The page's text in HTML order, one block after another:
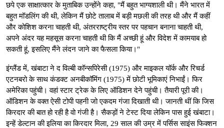
छपे एक साक्षात्कार के मुताबिक उन्होंने कहा, "मैं बहुत भाग्यशाली थी। मैंने भारत में
बहुत मॉडलिंग की थी, लेकिन मैं छोटे तालाब में बड़ी मछली की तरह थी और मैं कहीं
और कोशिश करना चाहती थी, अंतरराष्ट्रीय स्तर पर पहचान बनाना चाहती थी,
अपने अंदर यह महसूस करना चाहती थी कि मैं अच्छी हूं और विदेश में कामयाब हो
सकती हूं, इसलिए मैंने लंदन जाने का फैसला किया।"
इंग्लैंड में, खंबाटा ने द विल्बी कॉन्सपिरेसी (1975) और माइकल यॉर्क और रिचर्ड
एटनबरो के साथ कंडक्ट अनबीकॉमिंग (1975) में छोटी भूमिकाएं निभाईं। फिर
अमेरिका पहुंची। वहां स्टार ट्रेक के लिए ऑडिशन देने पहुंची। तैयारी पूरी की।
ऑडिशन के वक्त ऐसी टोपी पहनी जो एकदम गंजा दिखाती थी। जानती थीं कि जिस
किरदार की बात हो रही है वो गंजी है। सैकड़ों ने टेस्ट दिया लेकिन पास हुई खंबाटा।
इन्हें डेल्टान की इलिया का किरदार मिला, 29 साल की उम्र में पर्सिस साइंस फिक्शन